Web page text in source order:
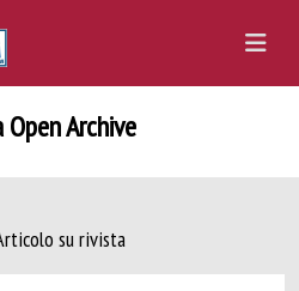
Open Archive
su rivista